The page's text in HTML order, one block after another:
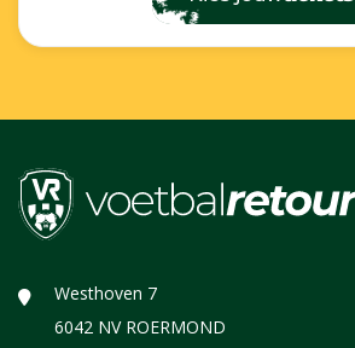
Westhoven 7
6042 NV ROERMOND